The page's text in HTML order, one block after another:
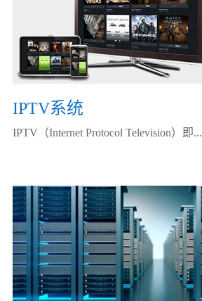
IPTV系统
IPTV（Internet Protocol Television）即...